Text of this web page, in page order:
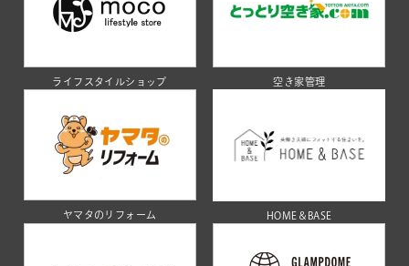
ライフスタイルショップ 空き家管理
ヤマタのリフォーム HOME＆BASE